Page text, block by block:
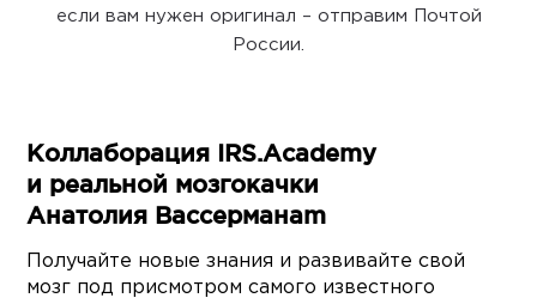
если вам нужен оригинал – отправим Почтой
России.
Коллаборация IRS.Academy
и реальной мозгокачки
Анатолия Вассерманаm
Получайте новые знания и развивайте свой
мозг под присмотром самого известного